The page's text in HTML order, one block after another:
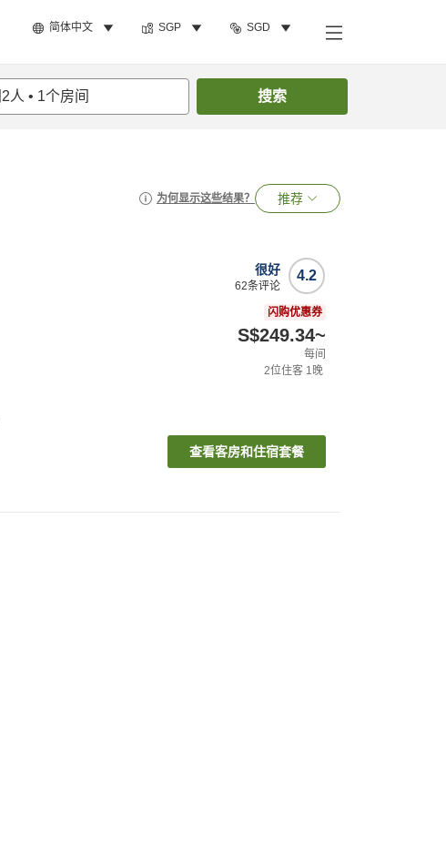
简体中文 SGP SGD
2人 • 1个房间 搜索
为何显示这些结果？ 推荐
4.2
很好
62条评论
闪购优惠券
S$249.34~
每间
2位住客 1晚
查看客房和住宿套餐